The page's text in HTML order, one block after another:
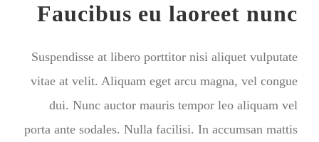
Faucibus eu laoreet nunc
Suspendisse at libero porttitor nisi aliquet vulputate
vitae at velit. Aliquam eget arcu magna, vel congue
dui. Nunc auctor mauris tempor leo aliquam vel
porta ante sodales. Nulla facilisi. In accumsan mattis